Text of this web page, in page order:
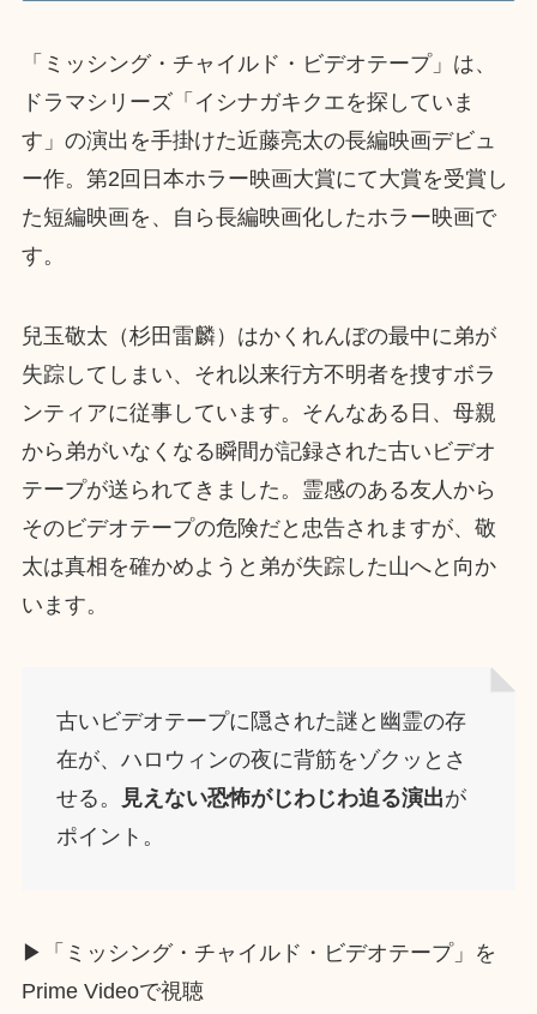
「ミッシング・チャイルド・ビデオテープ」は、
ドラマシリーズ「イシナガキクエを探していま
す」の演出を手掛けた近藤亮太の長編映画デビュ
ー作。第2回日本ホラー映画大賞にて大賞を受賞し
た短編映画を、自ら長編映画化したホラー映画で
す。
兒玉敬太（杉田雷麟）はかくれんぼの最中に弟が
失踪してしまい、それ以来行方不明者を捜すボラ
ンティアに従事しています。そんなある日、母親
から弟がいなくなる瞬間が記録された古いビデオ
テープが送られてきました。霊感のある友人から
そのビデオテープの危険だと忠告されますが、敬
太は真相を確かめようと弟が失踪した山へと向か
います。
古いビデオテープに隠された謎と幽霊の存
在が、ハロウィンの夜に背筋をゾクッとさ
せる。
見えない恐怖がじわじわ迫る演出が
ポイント。
▶︎「ミッシング・チャイルド・ビデオテープ」を
Prime Videoで視聴